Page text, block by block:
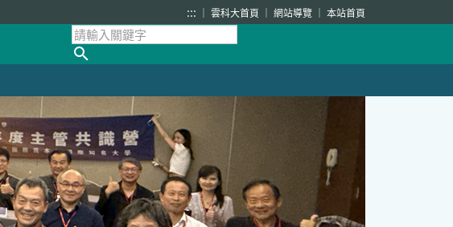
::: 雲科大首頁 網站導覽 本站首頁